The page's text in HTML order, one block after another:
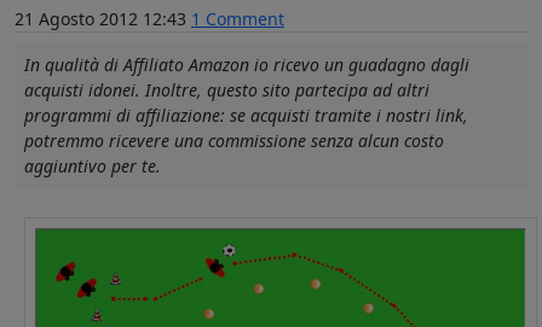
21 Agosto 2012 12:43 1 Comment
In qualità di Affiliato Amazon io ricevo un guadagno dagli
acquisti idonei. Inoltre, questo sito partecipa ad altri
programmi di affiliazione: se acquisti tramite i nostri link,
potremmo ricevere una commissione senza alcun costo
aggiuntivo per te.